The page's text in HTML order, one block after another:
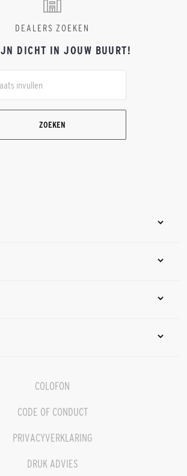
DEALERS ZOEKEN
DICHT IN JOUW BUURT!
ZOEKEN
COLOFON
CODE OF CONDUCT
PRIVACYVERKLARING
DRUK ADVIES